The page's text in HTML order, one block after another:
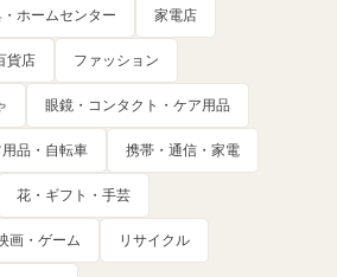
ホームセンター 家電店
貨店 ファッション
眼鏡・コンタクト・ケア用品
品・自転車 携帯・通信・家電
花・ギフト・手芸
画・ゲーム リサイクル